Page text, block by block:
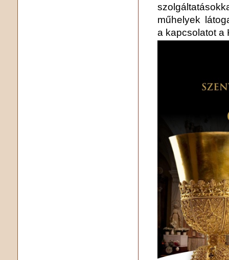
műhelyek
a kapcsolatot a